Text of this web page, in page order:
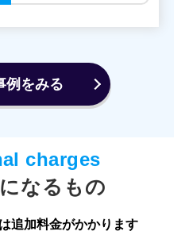
例をみる
なるもの
追加料金がかかります